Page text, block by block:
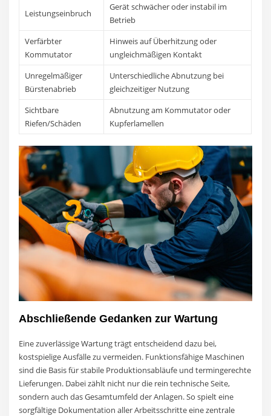
Leistungseinbruch
Gerät schwächer oder instabil im
Betrieb
Verfärbter
Kommutator
Hinweis auf Überhitzung oder
ungleichmäßigen Kontakt
Unregelmäßiger
Bürstenabrieb
Unterschiedliche Abnutzung bei
gleichzeitiger Nutzung
Sichtbare
Riefen/Schäden
Abnutzung am Kommutator oder
Kupferlamellen
Abschließende Gedanken zur Wartung
Eine zuverlässige Wartung trägt entscheidend dazu bei,
kostspielige Ausfälle zu vermeiden. Funktionsfähige Maschinen
sind die Basis für stabile Produktionsabläufe und termingerechte
Lieferungen. Dabei zählt nicht nur die rein technische Seite,
sondern auch das Gesamtumfeld der Anlagen. So spielt eine
sorgfältige Dokumentation aller Arbeitsschritte eine zentrale